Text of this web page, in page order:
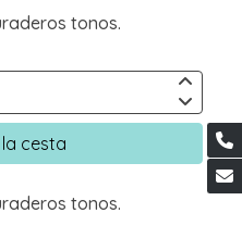
tonos.
cesta
tonos.